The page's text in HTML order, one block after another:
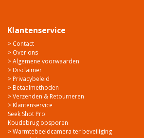
Klantenservice
> Contact
> Over ons
> Algemene voorwaarden
> Disclaimer
> Privacybeleid
> Betaalmethoden
> Verzenden & Retourneren
> Klantenservice
Seek Shot Pro
Koudebrug opsporen
> Warmtebeeldcamera ter beveiliging